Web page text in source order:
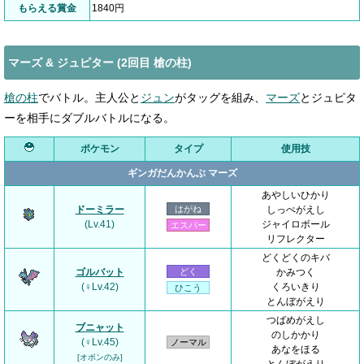
もらえる賞金 1840円
マーズ & ジュピター (2回目 槍の柱)
槍の柱でバトル。主人公と ジュンがタッグを組み、 マーズとジュピタ
ーを相手にダブルバトルになる。
ポケモン タイプ 使用技
ギンガだんかんぶ マーズ
ドーミラー
(Lv.41)
はがね
エスパー
あやしいひかり
しっぺがえし
ジャイロボール
リフレクター
ゴルバット
(♀Lv.42)
どく
ひこう
どくどくのキバ
かみつく
くろいきり
とんぼがえり
ブニャット
(♀Lv.45)
[オボンのみ]
ノーマル
つばめがえし
のしかかり
あなをほる